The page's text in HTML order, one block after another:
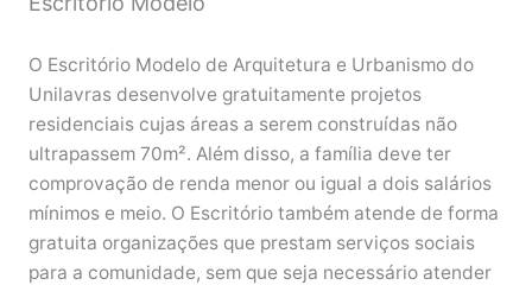
O Escritório Modelo de Arquitetura e Urbanismo do
Unilavras desenvolve gratuitamente projetos
residenciais cujas áreas a serem construídas não
ultrapassem 70m². Além disso, a família deve ter
comprovação de renda menor ou igual a dois salários
mínimos e meio. O Escritório também atende de forma
gratuita organizações que prestam serviços sociais
para a comunidade, sem que seja necessário atender